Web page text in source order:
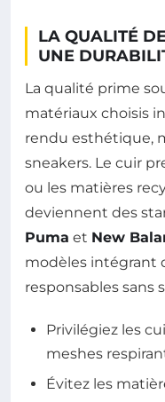
LA QUALITÉ
UNE
La qualité prime
matériaux choisis
rendu esthétique,
sneakers. Le cuir
ou les matières
deviennent des
Puma et New
modèles intégrant
responsables sans
Privilégiez les
meshes
Évitez les